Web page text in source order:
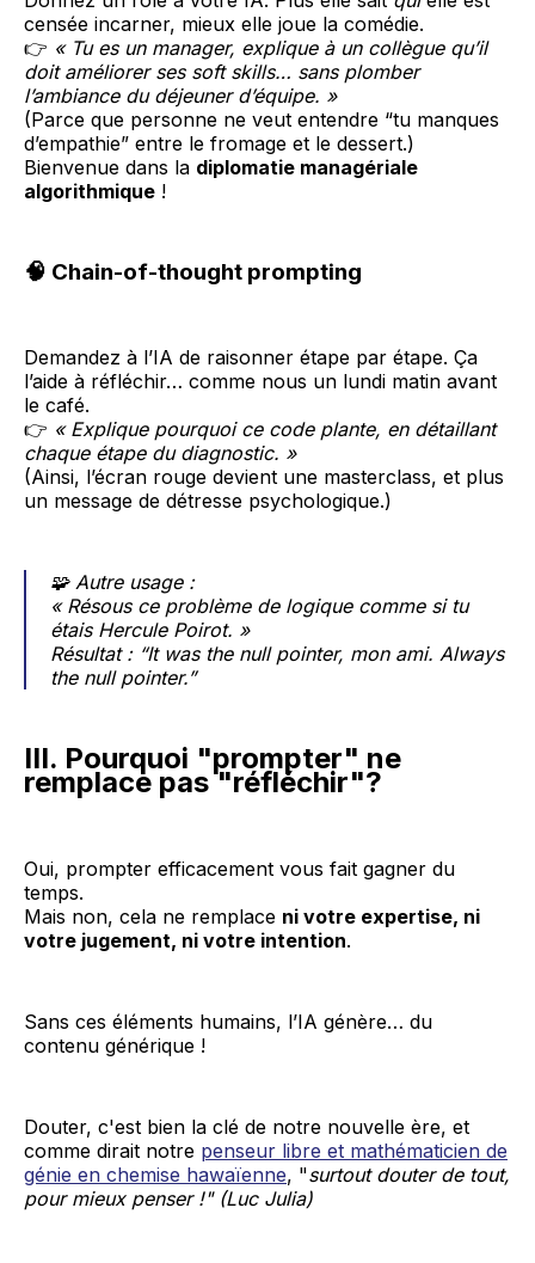
censée incarner, mieux elle joue la comédie.
👉 « Tu es un manager, explique à un collègue qu’il
doit améliorer ses soft skills… sans plomber
l’ambiance du déjeuner d’équipe. »
(Parce que personne ne veut entendre “tu manques
d’empathie” entre le fromage et le dessert.)
Bienvenue dans la diplomatie managériale
algorithmique !
🧠 Chain-of-thought prompting
Demandez à l’IA de raisonner étape par étape. Ça
l’aide à réfléchir… comme nous un lundi matin avant
le café.
👉 « Explique pourquoi ce code plante, en détaillant
chaque étape du diagnostic. »
(Ainsi, l’écran rouge devient une masterclass, et plus
un message de détresse psychologique.)
🧩 Autre usage :
« Résous ce problème de logique comme si tu
étais Hercule Poirot. »
Résultat : “It was the null pointer, mon ami. Always
the null pointer.”
III. Pourquoi "prompter" ne
remplace pas "réfléchir"?
Oui, prompter efficacement vous fait gagner du
temps.
Mais non, cela ne remplace ni votre expertise, ni
votre jugement, ni votre intention.
Sans ces éléments humains, l’IA génère… du
contenu générique !
Douter, c'est bien la clé de notre nouvelle ère, et
comme dirait notre penseur libre et mathématicien de
génie en chemise hawaïenne, "surtout douter de tout,
pour mieux penser !" (Luc Julia)